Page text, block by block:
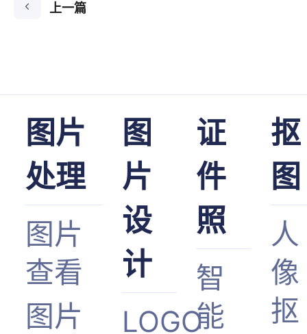
上一篇
图片
处理
图片
查看
图片
图
片
设
计
LOGO
证
件
照
智
能
抠
图
人
像
抠